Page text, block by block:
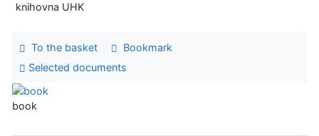
knihovna UHK
To the basket
Bookmark
Selected documents
book